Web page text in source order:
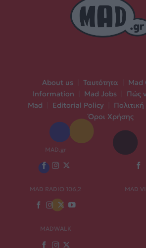
About us Ταυτότητα
Mad
Information
Mad Jobs
Πώς
Mad
Editorial Policy
Όροι Χρήσης
MAD.gr
MAD RADIO 106,2 MAD
MADWALK